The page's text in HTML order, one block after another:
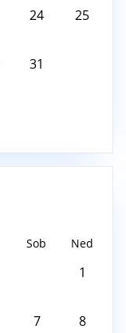
24 25
31
Sob Ned
1
7 8